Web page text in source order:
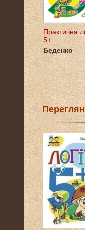
Практична
5+
Беденко